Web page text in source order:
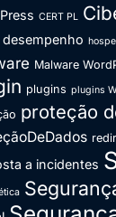
CERT PL
desempenho
Malware
plugins plugins
proteção
a incidentes